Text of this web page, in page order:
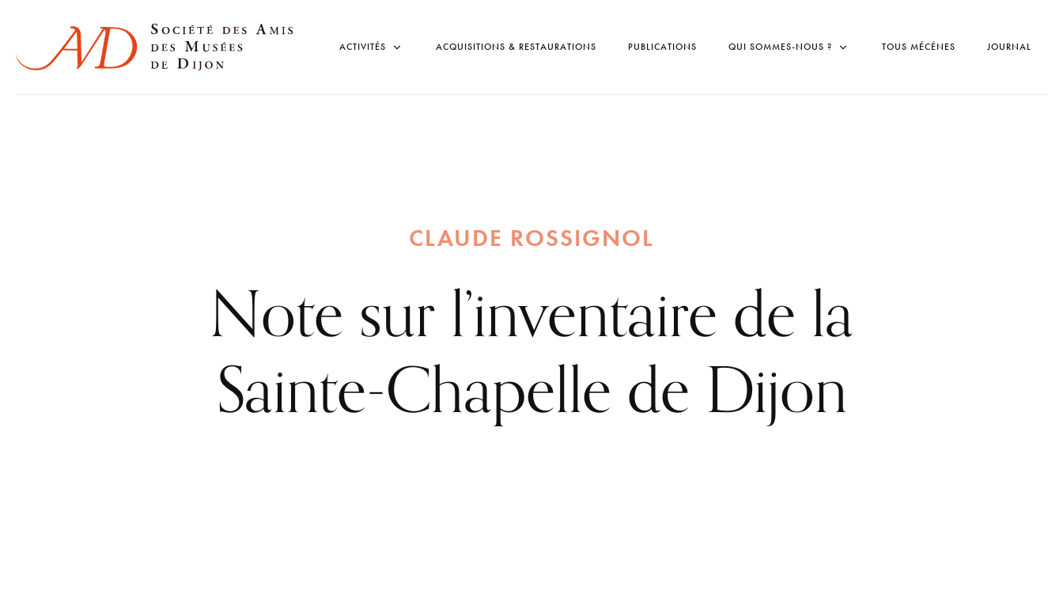
ACTIVITÉS ACQUISITIONS & RESTAURATIONS PUBLICATIONS QUI SOMMES-NOUS ? TOUS MÉCÉNES JOURNAL
CLAUDE ROSSIGNOL
Note sur l’inventaire de la
Sainte-Chapelle de Dijon